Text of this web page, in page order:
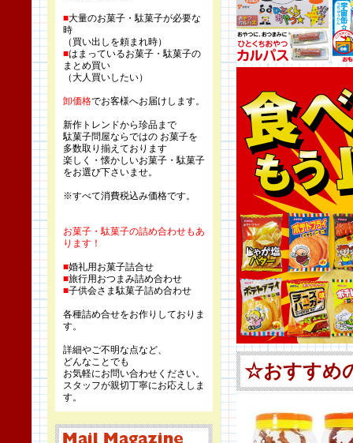
■大量のお菓子・駄菓子が必要な
時
（買い出しを頼まれ時）
■はまっているお菓子・駄菓子の
まとめ買い
（大人買いしたい）
卸価格でお客様へお届けします。
新作トレンドから珍品まで
駄菓子問屋ならではの お菓子を
多数取り揃えております
楽しく・懐かしいお菓子・駄菓子
をお選び下さいませ。
※すべて消費税込み価格です。
お菓子・駄菓子の詰め合わせもあ
ります！
■婚礼用お菓子詰合せ
■旅行用おつまみ詰め合わせ
■子供会さま駄菓子詰め合わせ
各種詰め合せをお作りしておりま
す。
詳細やご不明な点など、
どんなことでも
お気軽にお問い合わせください。
スタッフが親切丁寧にお応えしま
す。